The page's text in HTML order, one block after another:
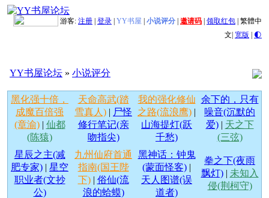
游客: 注册 登录 YY书屋 小说评分 邀请码 领取红包 繁體中
文| 宽版 | 🌓
YY书屋论坛 » 小说评分
黑化强十倍，
成魔百倍强
(章渝)| 仙都
(陈猿)
天命高武(踏
雪真人) | 尸怪
修行笔记(亲
吻指尖)
我的强化修仙
之路(流浪鹰) |
山海提灯(跃
千愁)
余下的，只有
噪音(沉默的
爱)| 天之下
(三弦)
星辰之主(减
肥专家) | 星空
职业者(文抄
公)
九州仙府首通
指南(国王陛
下)| 俗仙(流
浪的蛤蟆)
黑神话：钟鬼
(蒙面怪客) |
天人图谱(误
道者)
拳之下(夜雨
飘灯)| 未知入
侵(荆柯守)